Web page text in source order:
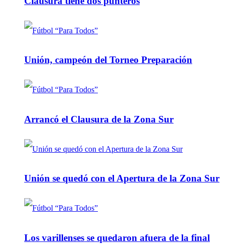
Unión, campeón del Torneo Preparación
Arrancó el Clausura de la Zona Sur
Unión se quedó con el Apertura de la Zona Sur
Los varillenses se quedaron afuera de la final